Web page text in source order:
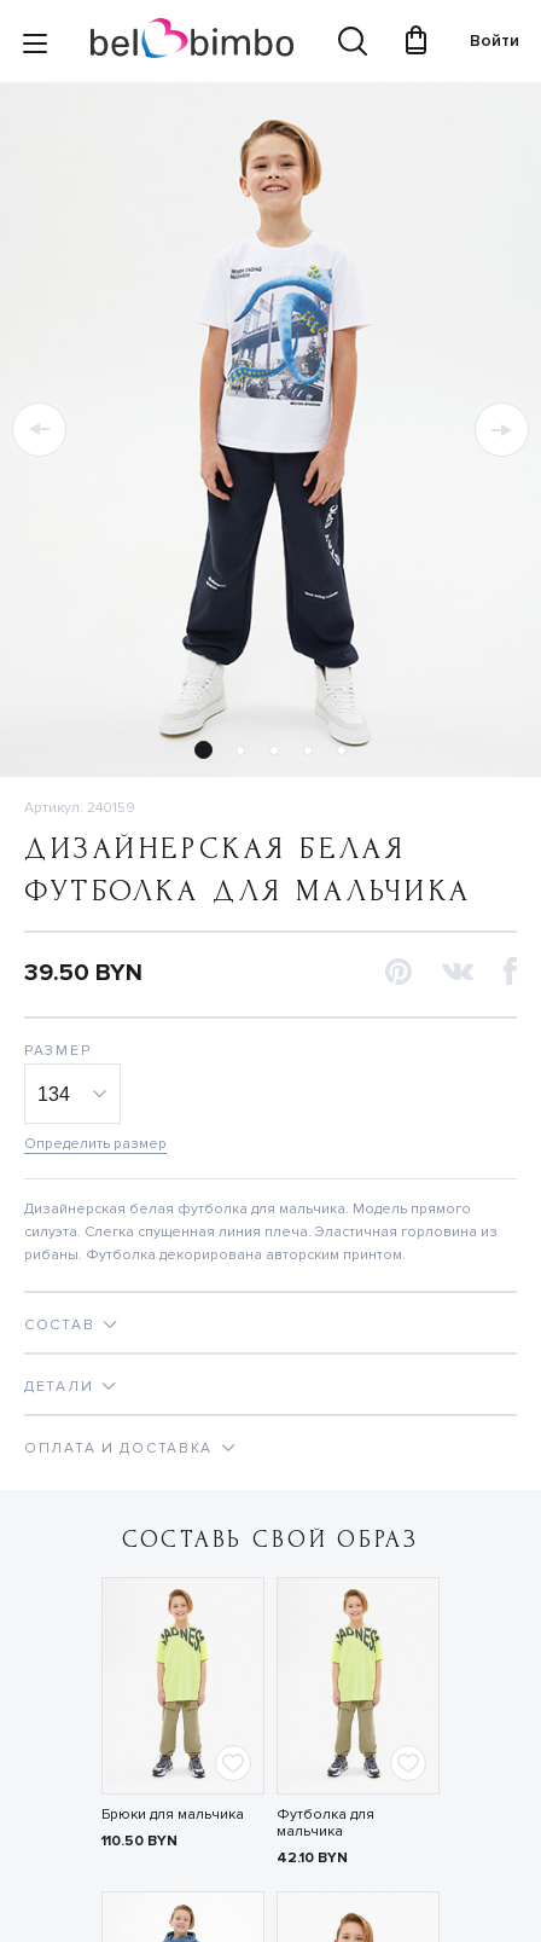
Войти
Артикул: 240159
ДИЗАЙНЕРСКАЯ БЕЛАЯ
ФУТБОЛКА ДЛЯ МАЛЬЧИКА
39.50 BYN
РАЗМЕР
Определить размер
Дизайнерская белая футболка для мальчика. Модель прямого
силуэта. Слегка спущенная линия плеча. Эластичная горловина из
рибаны. Футболка декорирована авторским принтом.
СОСТАВ
ДЕТАЛИ
ОПЛАТА И ДОСТАВКА
СОСТАВЬ СВОЙ ОБРАЗ
Брюки для мальчика
110.50 BYN
Футболка для
мальчика
42.10 BYN